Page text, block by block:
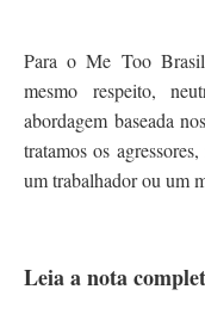
Para o Me Too
mesmo respeito,
abordagem baseada
tratamos os
um trabalhador ou um
Leia a nota